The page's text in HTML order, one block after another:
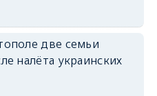
две семьи
налёта украинских